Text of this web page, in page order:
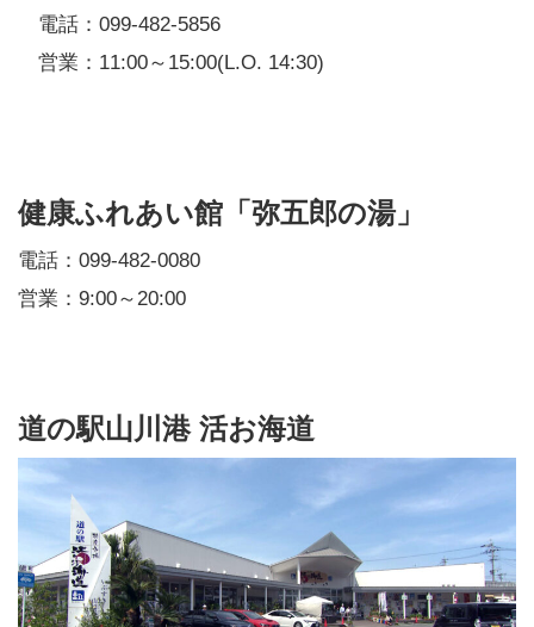
電話：099-482-5856
営業：11:00～15:00(L.O. 14:30)
健康ふれあい館「弥五郎の湯」
電話：099-482-0080
営業：9:00～20:00
道の駅山川港 活お海道